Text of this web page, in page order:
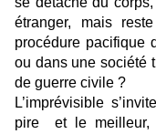
étranger, mais
procédure pacifique
ou dans une société
de guerre civile ?
L’imprévisible
pire et le meilleur,